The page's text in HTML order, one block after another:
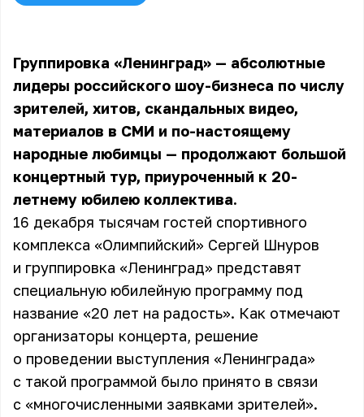
Группировка «Ленинград» — абсолютные
лидеры российского шоу-бизнеса по числу
зрителей, хитов, скандальных видео,
материалов в СМИ и по-настоящему
народные любимцы — продолжают большой
концертный тур, приуроченный к 20-
летнему юбилею коллектива.
16 декабря тысячам гостей спортивного
комплекса «Олимпийский» Сергей Шнуров
и группировка «Ленинград» представят
специальную юбилейную программу под
название «20 лет на радость». Как отмечают
организаторы концерта, решение
о проведении выступления «Ленинграда»
с такой программой было принято в связи
с «многочисленными заявками зрителей».